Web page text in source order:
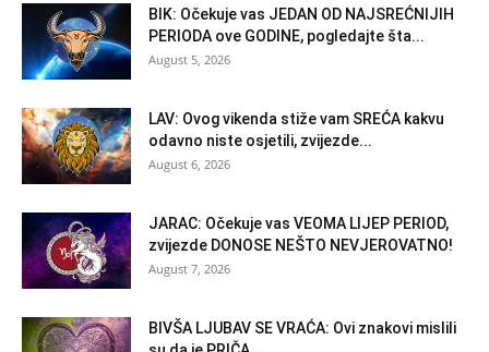
BIK: Očekuje vas JEDAN OD NAJSREĆNIJIH
PERIODA ove GODINE, pogledajte šta...
August 5, 2026
LAV: Ovog vikenda stiže vam SREĆA kakvu
odavno niste osjetili, zvijezde...
August 6, 2026
JARAC: Očekuje vas VEOMA LIJEP PERIOD,
zvijezde DONOSE NEŠTO NEVJEROVATNO!
August 7, 2026
BIVŠA LJUBAV SE VRAĆA: Ovi znakovi mislili